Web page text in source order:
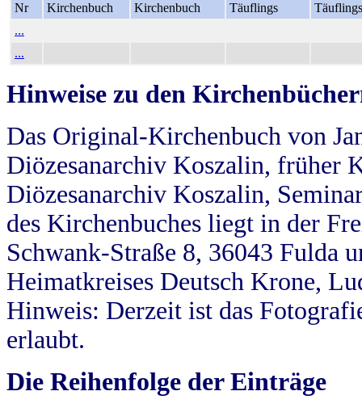
Nr
Kirchenbuch
Kirchenbuch
Täuflings
Täuflings
...
...
Hinweise zu den
Das Original-Kirchenbuch von
Diözesanarchiv Koszalin, früher
Diözesanarchiv Koszalin,
des Kirchenbuches liegt in der
Schwank-Straße 8, 36043 Fulda
Heimatkreises Deutsch Krone,
Hinweis: Derzeit ist das
erlaubt.
Die Reihenfolge der Einträge